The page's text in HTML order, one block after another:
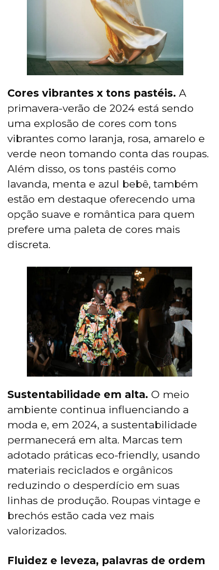
Cores vibrantes x tons pastéis. A
primavera-verão de 2024 está sendo
uma explosão de cores com tons
vibrantes como laranja, rosa, amarelo e
verde neon tomando conta das roupas.
Além disso, os tons pastéis como
lavanda, menta e azul bebê, também
estão em destaque oferecendo uma
opção suave e romântica para quem
prefere uma paleta de cores mais
discreta.
Sustentabilidade em alta. O meio
ambiente continua influenciando a
moda e, em 2024, a sustentabilidade
permanecerá em alta. Marcas tem
adotado práticas eco-friendly, usando
materiais reciclados e orgânicos
reduzindo o desperdício em suas
linhas de produção. Roupas vintage e
brechós estão cada vez mais
valorizados.
Fluidez e leveza, palavras de ordem